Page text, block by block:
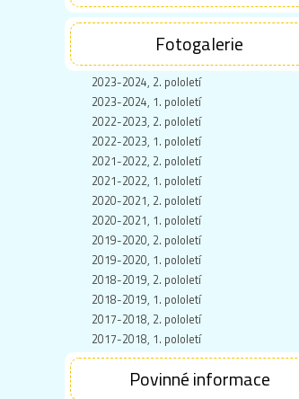
Fotogalerie
2023-2024, 2. pololetí
2023-2024, 1. pololetí
2022-2023, 2. pololetí
2022-2023, 1. pololetí
2021-2022, 2. pololetí
2021-2022, 1. pololetí
2020-2021, 2. pololetí
2020-2021, 1. pololetí
2019-2020, 2. pololetí
2019-2020, 1. pololetí
2018-2019, 2. pololetí
2018-2019, 1. pololetí
2017-2018, 2. pololetí
2017-2018, 1. pololetí
Povinné informace